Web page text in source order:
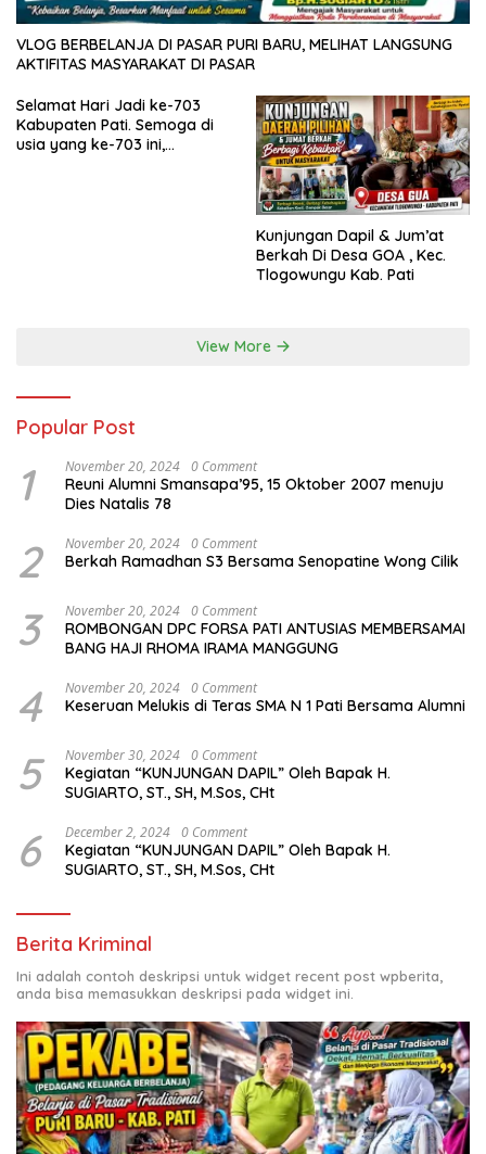
VLOG BERBELANJA DI PASAR PURI BARU, MELIHAT LANGSUNG
AKTIFITAS MASYARAKAT DI PASAR
Selamat Hari Jadi ke-703
Kabupaten Pati. Semoga di
usia yang ke-703 ini,
Salam sedulur Pati Selawase.
Facebook
Kunjungan Dapil & Jum’at
Berkah Di Desa GOA , Kec.
Tlogowungu Kab. Pati
View More
Popular Post
1 November 20, 2024 0 Comment
Reuni Alumni Smansapa’95, 15 Oktober 2007 menuju
Dies Natalis 78
2 November 20, 2024 0 Comment
Berkah Ramadhan S3 Bersama Senopatine Wong Cilik
3 November 20, 2024 0 Comment
ROMBONGAN DPC FORSA PATI ANTUSIAS MEMBERSAMAI
BANG HAJI RHOMA IRAMA MANGGUNG
4 November 20, 2024 0 Comment
Keseruan Melukis di Teras SMA N 1 Pati Bersama Alumni
5 November 30, 2024 0 Comment
Kegiatan “KUNJUNGAN DAPIL” Oleh Bapak H.
SUGIARTO, ST., SH, M.Sos, CHt
6 December 2, 2024 0 Comment
Kegiatan “KUNJUNGAN DAPIL” Oleh Bapak H.
SUGIARTO, ST., SH, M.Sos, CHt
Berita Kriminal
Ini adalah contoh deskripsi untuk widget recent post wpberita,
anda bisa memasukkan deskripsi pada widget ini.